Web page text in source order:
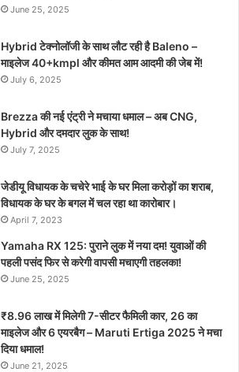
June 25, 2025
Hybrid टेक्नोलॉजी के साथ लौट रही है Baleno –
माइलेज 40+kmpl और कीमत आम आदमी की जेब में!
July 6, 2025
Brezza की नई एंट्री ने मचाया धमाल – अब CNG,
Hybrid और दमदार लुक के साथ!
July 7, 2025
जेडीयू विधायक के चचेरे भाई के घर मिला करोड़ों का शराब,
विधायक के घर के बगल में चल रहा था कारोबार।
April 7, 2023
Yamaha RX 125: पुराने लुक में नया दम! युवाओं की
पहली पसंद फिर से करेगी वापसी मचाएगी तहलका!
June 25, 2025
₹8.96 लाख में मिलेगी 7-सीटर फैमिली कार, 26 का
माइलेज और 6 एयरबैग – Maruti Ertiga 2025 ने मचा
दिया धमाल!
June 21, 2025